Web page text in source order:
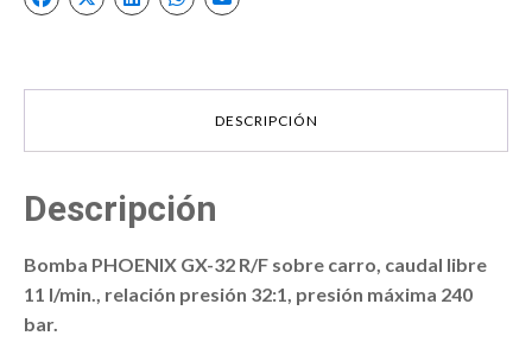
DESCRIPCIÓN
Descripción
Bomba PHOENIX GX-32 R/F sobre carro, caudal libre
11 l/min., relación presión 32:1, presión máxima 240
bar.